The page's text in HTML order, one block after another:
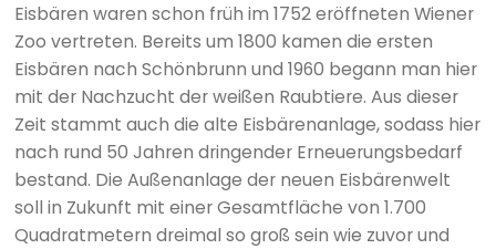
Eisbären waren schon früh im 1752 eröffneten Wiener
Zoo vertreten. Bereits um 1800 kamen die ersten
Eisbären nach Schönbrunn und 1960 begann man hier
mit der Nachzucht der weißen Raubtiere. Aus dieser
Zeit stammt auch die alte Eisbärenanlage, sodass hier
nach rund 50 Jahren dringender Erneuerungsbedarf
bestand. Die Außenanlage der neuen Eisbärenwelt
soll in Zukunft mit einer Gesamtfläche von 1.700
Quadratmetern dreimal so groß sein wie zuvor und